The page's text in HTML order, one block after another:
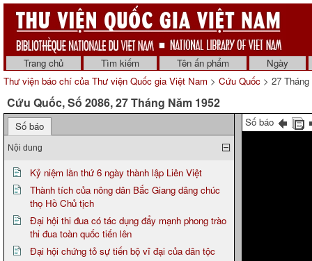
Trang chủ Tìm kiếm Tên ấn phẩm
Ngày
Thư viện báo chí của Thư viện Quốc gia Việt Nam > Cứu Quốc > 27
Cứu Quốc, Số 2086, 27 Tháng Năm 1952
Số báo
Nội dung
Kỷ niệm lần thứ 6 ngày thành lập Liên Việt
Thành tích của nông dân Bắc Giang dâng chúc
thọ Hồ Chủ tịch
Đại hội thi đua có tác dụng đẩy mạnh phong trào
thi đua toàn quốc tiến lên
Đại hội chứng tỏ sự tiến bộ vĩ đại của dân tộc
Số báo